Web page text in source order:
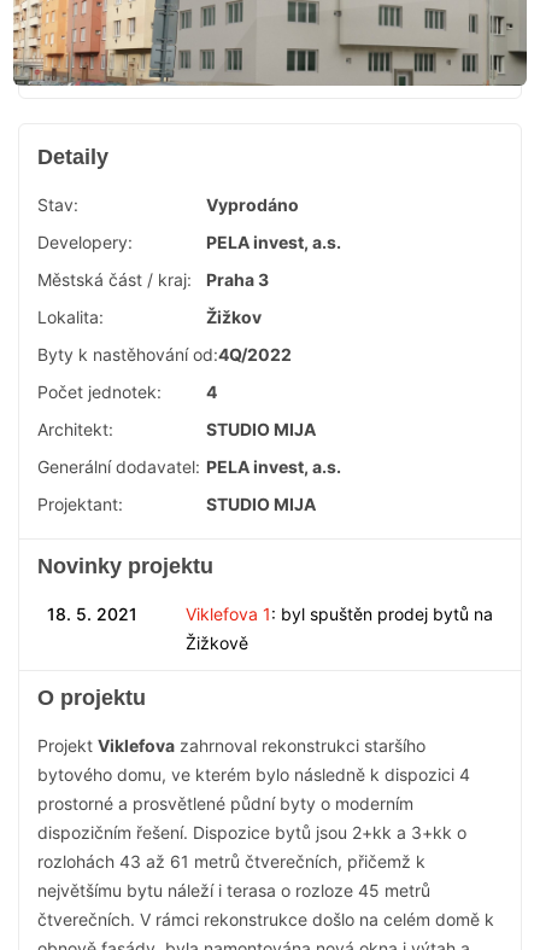
Detaily
Stav:
Vyprodáno
Developery:
PELA invest, a.s.
Městská část / kraj:
Praha 3
Lokalita:
Žižkov
Byty k nastěhování od:4Q/2022
Počet jednotek:
4
Architekt:
STUDIO MIJA
Generální dodavatel: PELA invest, a.s.
Projektant:
STUDIO MIJA
Novinky projektu
18. 5. 2021 Viklefova 1: byl spuštěn prodej bytů na
Žižkově
O projektu
Projekt Viklefova zahrnoval rekonstrukci staršího
bytového domu, ve kterém bylo následně k dispozici 4
prostorné a prosvětlené půdní byty o moderním
dispozičním řešení. Dispozice bytů jsou 2+kk a 3+kk o
rozlohách 43 až 61 metrů čtverečních, přičemž k
největšímu bytu náleží i terasa o rozloze 45 metrů
čtverečních. V rámci rekonstrukce došlo na celém domě k